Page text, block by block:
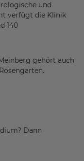
und
verfügt die Klinik
140
gehört auch
Dann